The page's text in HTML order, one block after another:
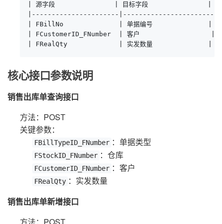
| 源字段               | 目标字段               |
|----------------------|-----------------------|
| FBillNo              | 单据编号              |
| FCustomerID_FNumber  | 客户                  |
| FRealQty             | 实发数量              |
核心接口参数说明
销售出库单查询接口
方法：POST
关键参数：
FBillTypeID_FNumber ：单据类型
FStockID_FNumber ：仓库
FCustomerID_FNumber ：客户
FRealQty ：实发数量
销售出库单新增接口